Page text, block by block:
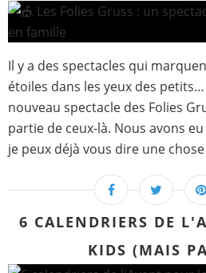
Il y a des spectacles qui
étoiles dans les yeux des
nouveau spectacle des Folies
partie de ceux-là. Nous avons
je peux déjà vous dire une chose
6 CALENDRIERS DE
KIDS (MAIS